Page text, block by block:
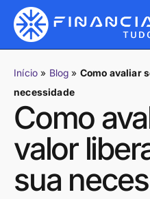
Início » Blog » Como avaliar
necessidade
Como
valor
sua